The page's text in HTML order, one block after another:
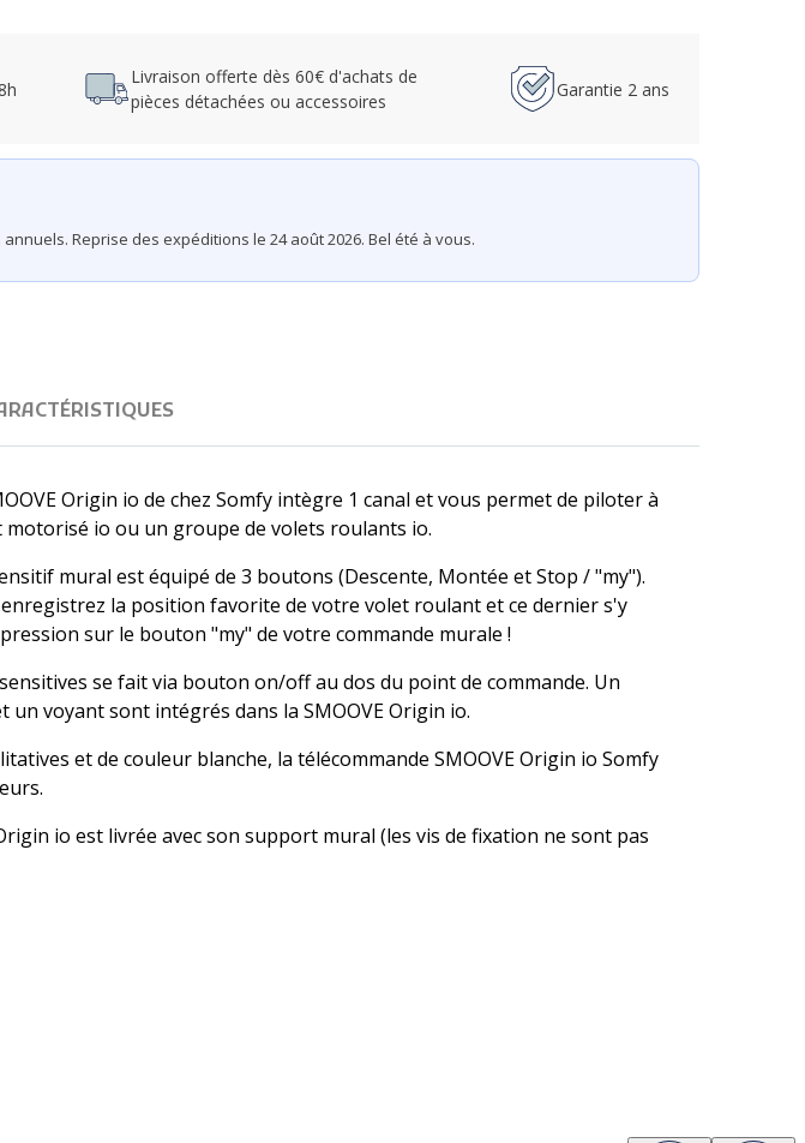
Livraison offerte dès 60€ d'achats de
pièces détachées ou accessoires
Garantie 2 ans
Reprise des expéditions le 24 août 2026. Bel été à vous.
Origin io de chez Somfy intègre 1 canal et vous permet de piloter à
io ou un groupe de volets roulants io.
mural est équipé de 3 boutons (Descente, Montée et Stop / "my").
la position favorite de votre volet roulant et ce dernier s'y
sur le bouton "my" de votre commande murale !
se fait via bouton on/off au dos du point de commande. Un
un voyant sont intégrés dans la SMOOVE Origin io.
et de couleur blanche, la télécommande SMOOVE Origin io Somfy
io est livrée avec son support mural (les vis de fixation ne sont pas